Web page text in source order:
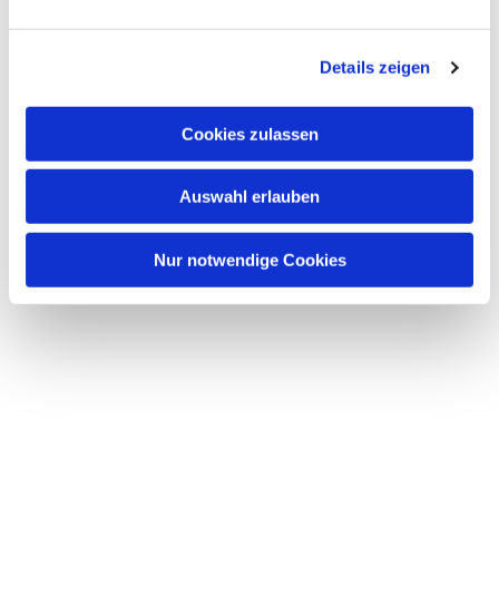
Details zeigen
Cookies zulassen
Auswahl erlauben
Nur notwendige Cookies